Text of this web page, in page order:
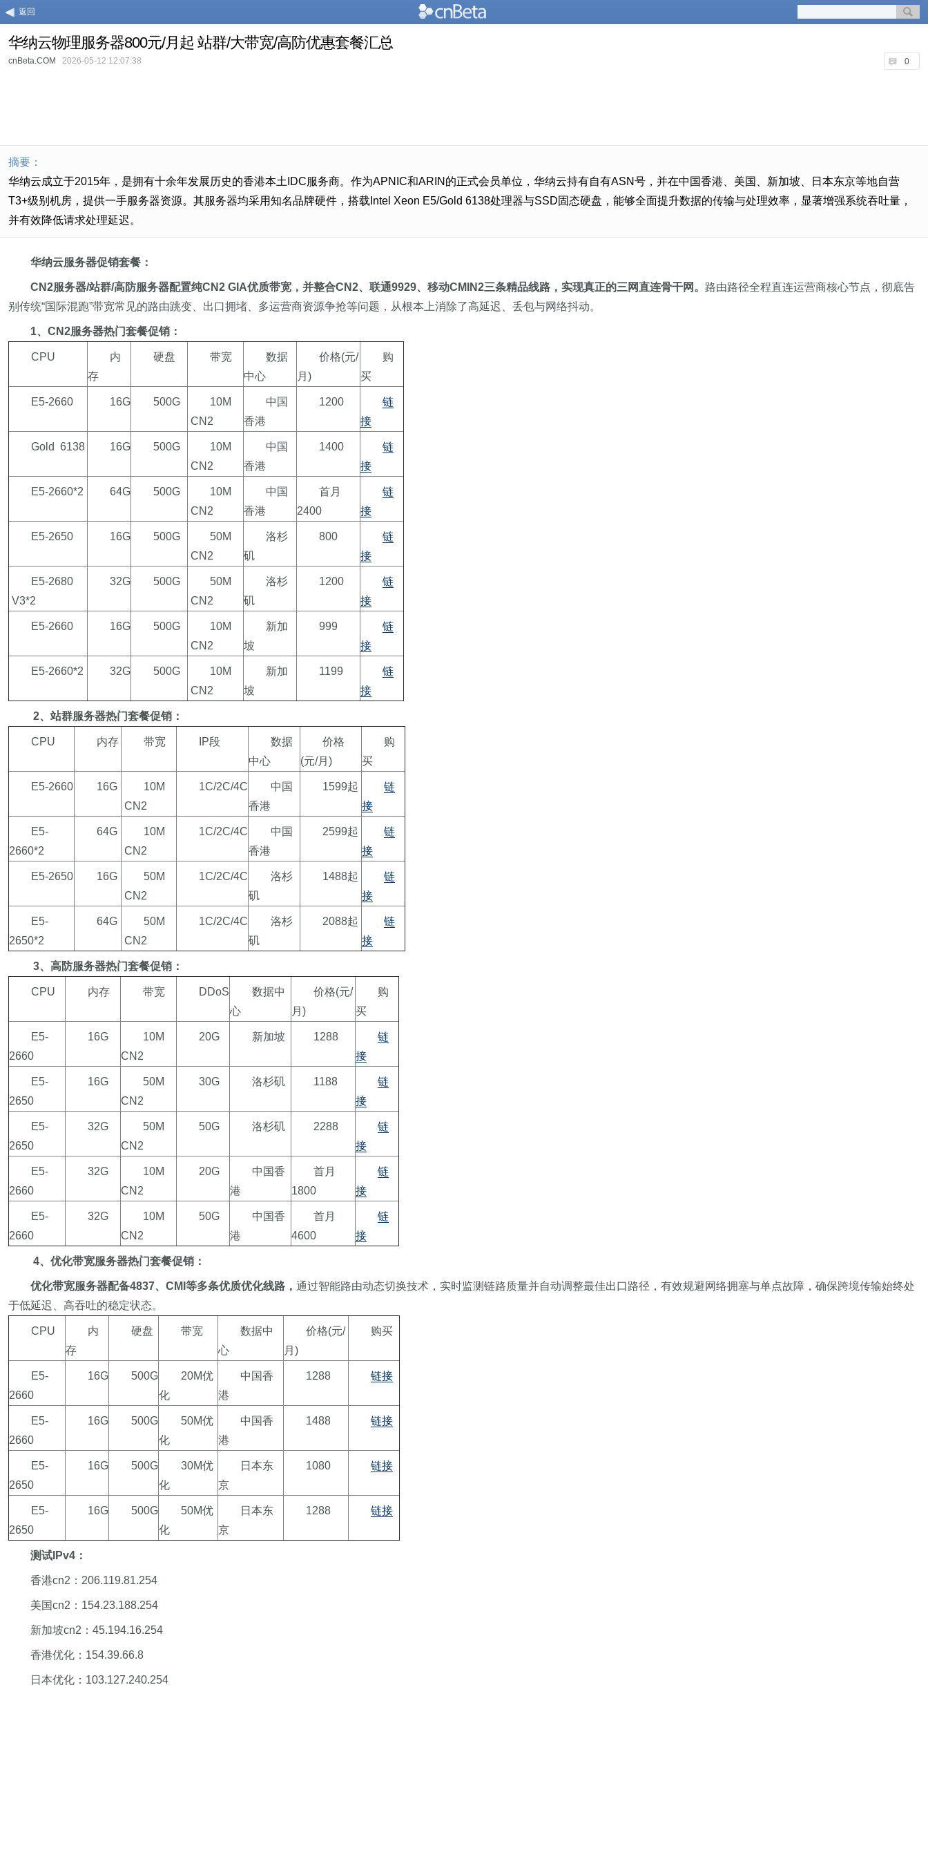
返回
华纳云物理服务器800元/月起 站群/大带宽/高防优惠套餐汇总
0
cnBeta.COM 2026-05-12 12:07:38
摘要：
华纳云成立于2015年，是拥有十余年发展历史的香港本土IDC服务商。作为APNIC和ARIN的正式会员单位，华纳云持有自有ASN号，并在中国香港、美国、新加坡、日本东京等地自营
T3+级别机房，提供一手服务器资源。其服务器均采用知名品牌硬件，搭载Intel Xeon E5/Gold 6138处理器与SSD固态硬盘，能够全面提升数据的传输与处理效率，显著增强系统吞吐量，
并有效降低请求处理延迟。
华纳云服务器促销套餐：
CN2服务器/站群/高防服务器配置纯CN2 GIA优质带宽，并整合CN2、联通9929、移动CMIN2三条精品线路，实现真正的三网直连骨干网。 路由路径全程直连运营商核心节点，彻底告
别传统“国际混跑”带宽常见的路由跳变、出口拥堵、多运营商资源争抢等问题，从根本上消除了高延迟、丢包与网络抖动。
1、CN2服务器热门套餐促销：
CPU
内
存
硬盘 带宽
数据
中心
价格(元/
月)
购
买
E5-2660 16G 500G
10M
CN2
中国
香港
1200
链
接
Gold 6138 16G 500G
10M
CN2
中国
香港
1400
链
接
E5-2660*2 64G 500G
10M
CN2
中国
香港
首月
2400
链
接
E5-2650 16G 500G
50M
CN2
洛杉
矶
800
链
接
E5-2680
V3*2
32G 500G
50M
CN2
洛杉
矶
1200
链
接
E5-2660 16G 500G
10M
CN2
新加
坡
999
链
接
E5-2660*2 32G 500G
10M
CN2
新加
坡
1199
链
接
2、站群服务器热门套餐促销：
CPU 内存 带宽 IP段
数据
中心
价格
(元/月)
购
买
E5-2660 16G
10M
CN2
1C/2C/4C
中国
香港
1599起
链
接
E5-
2660*2
64G
10M
CN2
1C/2C/4C
中国
香港
2599起
链
接
E5-2650 16G
50M
CN2
1C/2C/4C
洛杉
矶
1488起
链
接
E5-
2650*2
64G
50M
CN2
1C/2C/4C
洛杉
矶
2088起
链
接
3、高防服务器热门套餐促销：
CPU 内存 带宽 DDoS
数据中
心
价格(元/
月)
购
买
E5-
2660
16G
10M
CN2
20G 新加坡 1288
链
接
E5-
2650
16G
50M
CN2
30G 洛杉矶 1188
链
接
E5-
2650
32G
50M
CN2
50G 洛杉矶 2288
链
接
E5-
2660
32G
10M
CN2
20G
中国香
港
首月
1800
链
接
E5-
2660
32G
10M
CN2
50G
中国香
港
首月
4600
链
接
4、优化带宽服务器热门套餐促销：
优化带宽服务器配备4837、CMI等多条优质优化线路， 通过智能路由动态切换技术，实时监测链路质量并自动调整最佳出口路径，有效规避网络拥塞与单点故障，确保跨境传输始终处
于低延迟、高吞吐的稳定状态。
CPU
内
存
硬盘 带宽
数据中
心
价格(元/
月)
购买
E5-
2660
16G 500G
20M优
化
中国香
港
1288 链接
E5-
2660
16G 500G
50M优
化
中国香
港
1488 链接
E5-
2650
16G 500G
30M优
化
日本东
京
1080 链接
E5-
2650
16G 500G
50M优
化
日本东
京
1288 链接
测试IPv4：
香港cn2：206.119.81.254
美国cn2：154.23.188.254
新加坡cn2：45.194.16.254
香港优化：154.39.66.8
日本优化：103.127.240.254